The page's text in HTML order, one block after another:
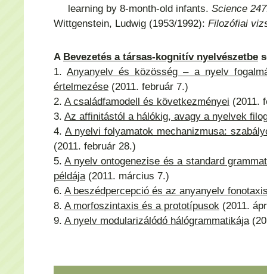
learning by 8-month-old infants. Science
Wittgenstein, Ludwig (1953/1992): Filozófiai
A Bevezetés a társas-kognitív nyelvészetbe
1.Anyanyelv és közösség – a nyelv
értelmezése (2011. február 7.)
2. A családfamodell és következményei (2011.
3. Az affinitástól a hálókig, avagy a nyelvek
4. A nyelvi folyamatok mechanizmusa:
(2011. február 28.)
5.A nyelv ontogenezise és a standard
példája(2011. március 7.)
6. A beszédpercepció és az anyanyelv
8. A morfoszintaxis és a prototípusok (2011.
9. A nyelv modularizálódó hálógrammatikája